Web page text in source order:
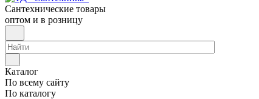
Сантехнические товары
оптом и в розницу
Каталог
По всему сайту
По каталогу